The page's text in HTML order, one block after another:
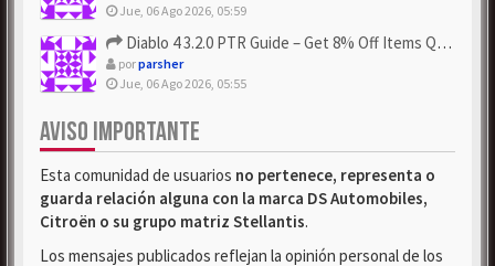
Jue, 06 Ago 2026, 05:59
Diablo 4 3.2.0 PTR Guide – Get 8% Off Items Quickly to Test ...
porparsher
Jue, 06 Ago 2026, 05:55
AVISO IMPORTANTE
Esta comunidad de usuarios no pertenece, representa o
guarda relación alguna con la marca DS Automobiles,
Citroën o su grupo matriz Stellantis.
Los mensajes publicados reflejan la opinión personal de los